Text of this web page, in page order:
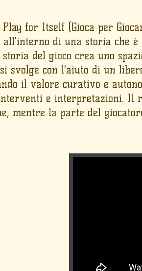
for Itself (Gioca per
di una storia che è
storia del gioco crea uno
si svolge con l'aiuto di un
il valore curativo e
e interpretazioni. Il
mentre la parte del